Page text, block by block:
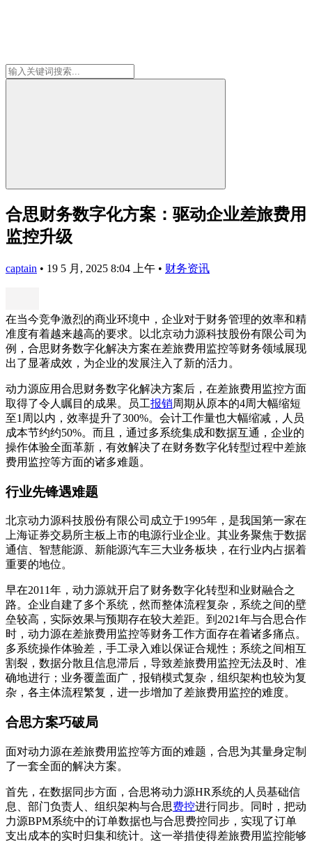
合思财务数字化方案：驱动企业差旅费用
监控升级
captain • 19 5 月, 2025 8:04 上午 • 财务资讯
在当今竞争激烈的商业环境中，企业对于财务管理的效率和精
准度有着越来越高的要求。以北京动力源科技股份有限公司为
例，合思财务数字化解决方案在差旅费用监控等财务领域展现
出了显著成效，为企业的发展注入了新的活力。
动力源应用合思财务数字化解决方案后，在差旅费用监控方面
取得了令人瞩目的成果。员工报销周期从原本的4周大幅缩短
至1周以内，效率提升了300%。会计工作量也大幅缩减，人员
成本节约约50%。而且，通过多系统集成和数据互通，企业的
操作体验全面革新，有效解决了在财务数字化转型过程中差旅
费用监控等方面的诸多难题。
行业先锋遇难题
北京动力源科技股份有限公司成立于1995年，是我国第一家在
上海证券交易所主板上市的电源行业企业。其业务聚焦于数据
通信、智慧能源、新能源汽车三大业务板块，在行业内占据着
重要的地位。
早在2011年，动力源就开启了财务数字化转型和业财融合之
路。企业自建了多个系统，然而整体流程复杂，系统之间的壁
垒较高，实际效果与预期存在较大差距。到2021年与合思合作
时，动力源在差旅费用监控等财务工作方面存在着诸多痛点。
多系统操作体验差，手工录入难以保证合规性；系统之间相互
割裂，数据分散且信息滞后，导致差旅费用监控无法及时、准
确地进行；业务覆盖面广，报销模式复杂，组织架构也较为复
杂，各主体流程繁复，进一步增加了差旅费用监控的难度。
合思方案巧破局
面对动力源在差旅费用监控等方面的难题，合思为其量身定制
了一套全面的解决方案。
首先，在数据同步方面，合思将动力源HR系统的人员基础信
息、部门负责人、组织架构与合思费控进行同步。同时，把动
力源BPM系统中的订单数据也与合思费控同步，实现了订单
支出成本的实时归集和统计。这一举措使得差旅费用监控能够